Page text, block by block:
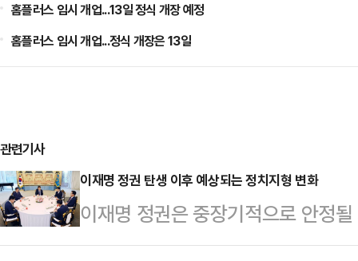
홈플러스 임시 개업...13일 정식 개장 예정
홈플러스 임시 개업...정식 개장은 13일
관련기사
이재명 정권 탄생 이후 예상되는 정치지형 변화
이재명 정권은 중장기적으로 안정
하고 있고 시간이 지나면서 사법부